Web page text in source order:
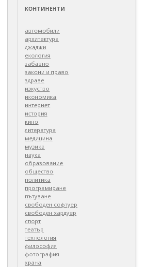
КОНТИНЕНТИ
автомобили
архитектура
джаджи
екология
забавно
закони и право
здраве
изкуство
икономика
интернет
история
кино
литература
медицина
музика
наука
образование
общество
политика
програмиране
пътуване
свободен софтуер
свободен хардуер
спорт
театър
технология
философия
фотография
храна